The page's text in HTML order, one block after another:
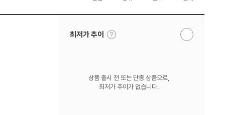
최저가 추이
툴
팁
알
상품 출시 전 또는 단종 상품으로,
최저가 추이가 없습니다.